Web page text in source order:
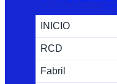
INICIO
RCD
Fabril